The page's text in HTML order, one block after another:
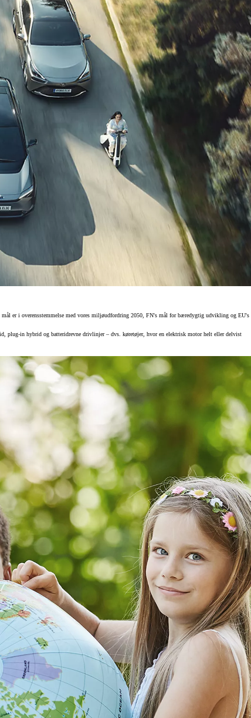
er i overensstemmelse med vores miljøudfordring 2050, FN's mål for bæredygtig udvikling og EU's
plug-in hybrid og batteridrevne drivlinjer – dvs. køretøjer, hvor en elektrisk motor helt eller delvist